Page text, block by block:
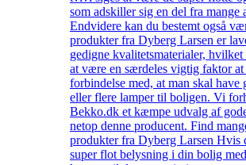
som adskiller sig en del fra mange
Endvidere kan du bestemt også
produkter fra Dyberg Larsen er
gedigne kvalitetsmaterialer,
at være en særdeles vigtig faktor at
forbindelse med, at man skal have
eller flere lamper til boligen. Vi
Bekko.dk et kæmpe udvalg af
netop denne producent. Find
produkter fra Dyberg Larsen Hvis
super flot belysning i din bolig